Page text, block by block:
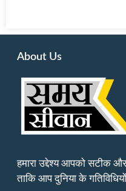
About Us
हमारा उद्देश्य आपको सटीक
ताकि आप दुनिया के